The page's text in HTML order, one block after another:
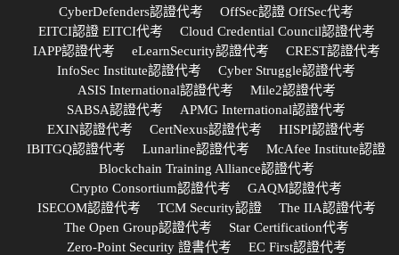
CyberDefenders認證代考
OffSec認證 OffSec代考
EITCI認證 EITCI代考
Cloud Credential Council認證代考
IAPP認證代考
eLearnSecurity認證代考
CREST認證代考
InfoSec Institute認證代考
Cyber Struggle認證代考
ASIS International認證代考
Mile2認證代考
SABSA認證代考
APMG International認證代考
EXIN認證代考
CertNexus認證代考
HISPI認證代考
IBITGQ認證代考
Lunarline認證代考
McAfee Institute認證
Blockchain Training Alliance認證代考
Crypto Consortium認證代考
GAQM認證代考
ISECOM認證代考
TCM Security認證
The IIA認證代考
The Open Group認證代考
Star Certification代考
Zero-Point Security 證書代考
EC First認證代考